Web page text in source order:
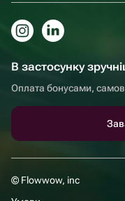
В застосунку
Оплата бонусами,
© Flowwow, inc